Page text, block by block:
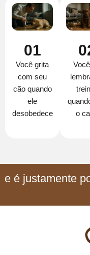
01
Você grita
com seu
cão quando
ele
desobedece
o
e é justamente